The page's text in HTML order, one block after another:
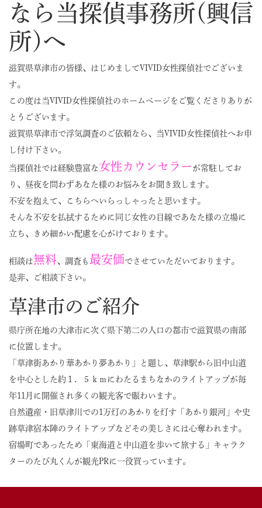
なら当探偵事務所(興信
所)へ
滋賀県草津市の皆様、はじめましてVIVID女性探偵社でございま
す。
この度は当VIVID女性探偵社のホームページをご覧くださりありが
とうございます。
滋賀県草津市で浮気調査のご依頼なら、当VIVID女性探偵社へお申
し付け下さい。
当探偵社では経験豊富な女性カウンセラー が常駐してお
り、昼夜を問わずあなた様のお悩みをお聞き致します。
不安を抱えて、こちらへいらっしゃったと思います。
そんな不安を払拭するために同じ女性の目線であなた様の立場に
立ち、きめ細かい配慮を心がけております。
相談は無料、調査も 最安価でさせていただいております。
是非、ご相談下さい。
草津市のご紹介
県庁所在地の大津市に次ぐ県下第二の人口の都市で滋賀県の南部
に位置します。
「草津街あかり華あかり夢あかり」と題し、草津駅から旧中山道
を中心とした約１．５ｋｍにわたるまちなかのライトアップが毎
年11月に開催され多くの観光客で賑わいます。
自然遺産・旧草津川での1万灯のあかりを灯す「あかり銀河」や史
跡草津宿本陣のライトアップなどその美しさには心奪われます。
宿場町であったため「東海道と中山道を歩いて旅する」キャラク
ターのたび丸くんが観光PRに一役買っています。